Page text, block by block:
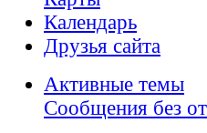
Календарь
Друзья сайта
Активные темы
Сообщения без